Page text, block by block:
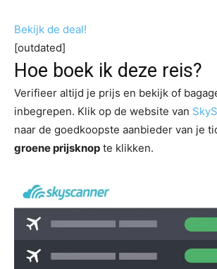
Bekijk de deal!
[outdated]
Hoe boek ik deze reis?
Verifieer altijd je prijs en bekijk of
inbegrepen. Klik op de website van
naar de goedkoopste aanbieder van je
groene prijsknop te klikken.